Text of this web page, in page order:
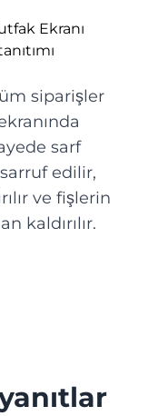
siparişler
sarf
edilir,
ve fişlerin
kaldırılır.